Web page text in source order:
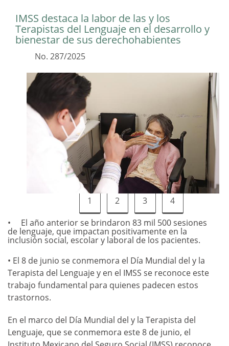
IMSS destaca la labor de las y los
Terapistas del Lenguaje en el desarrollo y
bienestar de sus derechohabientes
No. 287/2025
1 2 3
4
El año anterior se brindaron 83 mil 500 sesiones
de lenguaje, que impactan positivamente en la
inclusión social, escolar y laboral de los pacientes.
• El 8 de junio se conmemora el Día Mundial del y la
Terapista del Lenguaje y en el IMSS se reconoce este
trabajo fundamental para quienes padecen estos
trastornos.
En el marco del Día Mundial del y la Terapista del
Lenguaje, que se conmemora este 8 de junio, el